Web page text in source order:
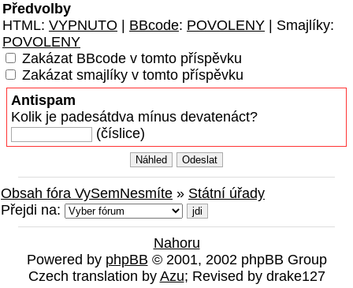
Předvolby
HTML: VYPNUTO BBcode: POVOLENY | Smajlíky:
POVOLENY
Zakázat BBcode v tomto příspěvku
Zakázat smajlíky v tomto příspěvku
Antispam
Kolik je padesátdva mínus devatenáct?
(číslice)
Obsah fóra VySemNesmíte » Státní úřady
Přejdi na:
Nahoru
Powered by phpBB © 2001, 2002 phpBB Group
Czech translation by Azu; Revised by drake127